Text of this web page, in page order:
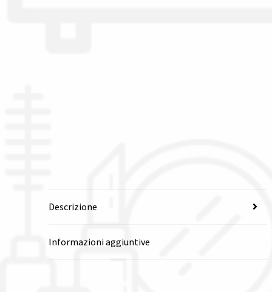
Descrizione
Informazioni aggiuntive